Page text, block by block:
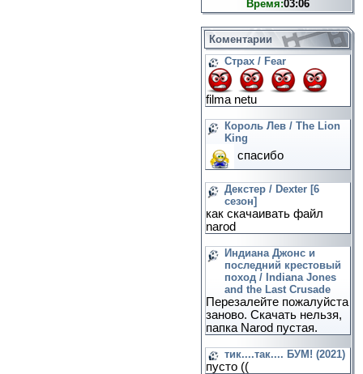
Время:03:06
Коментарии
Страх / Fear
filma netu
Король Лев / The Lion
King
спасибо
Декстер / Dexter [6
сезон]
как скачаивать файл
narod
Индиана Джонс и
последний крестовый
поход / Indiana Jones
and the Last Crusade
Перезалейте пожалуйста
заново. Скачать нельзя,
папка Narod пустая.
тик....так.... БУМ! (2021)
пусто ((